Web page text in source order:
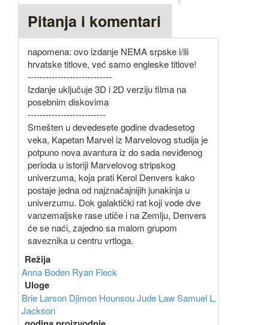
Pitanja i komentari
napomena: ovo izdanje NEMA srpske i/ili
hrvatske titlove, već samo engleske titlove!
----------------------------
Izdanje uključuje 3D i 2D verziju filma na
posebnim diskovima
--------------------------
Smešten u devedesete godine dvadesetog
veka, Kapetan Marvel iz Marvelovog studija je
potpuno nova avantura iz do sada neviđenog
perioda u istoriji Marvelovog stripskog
univerzuma, koja prati Kerol Denvers kako
postaje jedna od najznačajnijih junakinja u
univerzumu. Dok galaktički rat koji vode dve
vanzemaljske rase utiče i na Zemlju, Denvers
će se naći, zajedno sa malom grupom
saveznika u centru vrtloga.
Režija
Anna Boden Ryan Fleck
Uloge
Brie Larson Djimon HounsouJude LawSamuel L.
Jackson